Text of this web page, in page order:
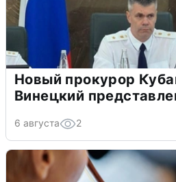
Новый прокурор
Винецкий
6 августа 2